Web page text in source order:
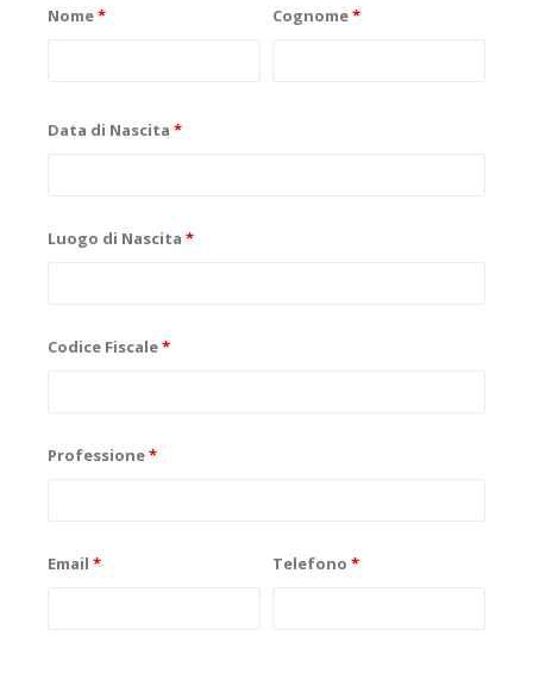
Nome* Cognome*
Data di Nascita *
Luogo di Nascita *
Codice Fiscale*
Professione*
Email * Telefono *